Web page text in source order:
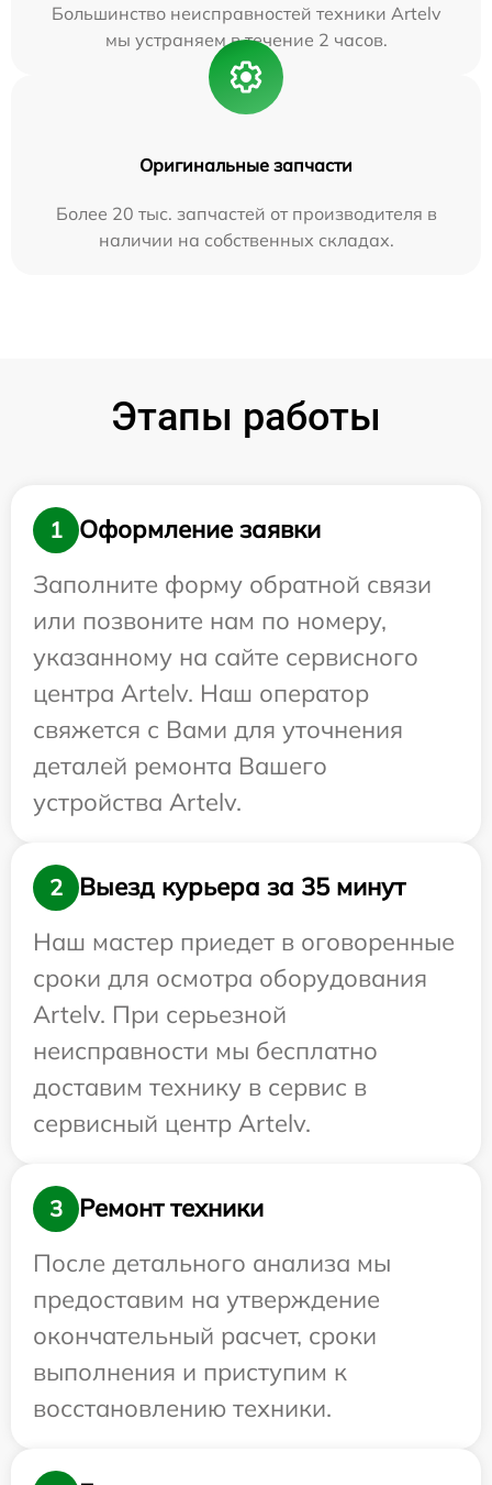
Большинство неисправностей техники Artelv
мы устраняем в течение 2 часов.
Оригинальные запчасти
Более 20 тыс. запчастей от производителя в
наличии на собственных складах.
Этапы работы
1
Оформление заявки
Заполните форму обратной связи
или позвоните нам по номеру,
указанному на сайте сервисного
центра Artelv. Наш оператор
свяжется с Вами для уточнения
деталей ремонта Вашего
устройства Artelv.
2
Выезд курьера за 35 минут
Наш мастер приедет в оговоренные
сроки для осмотра оборудования
Artelv. При серьезной
неисправности мы бесплатно
доставим технику в сервис в
сервисный центр Artelv.
3
Ремонт техники
После детального анализа мы
предоставим на утверждение
окончательный расчет, сроки
выполнения и приступим к
восстановлению техники.